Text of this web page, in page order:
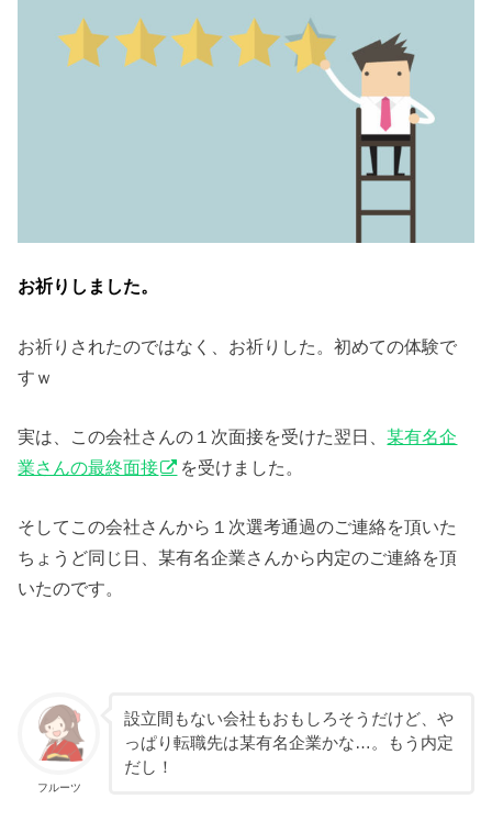
お祈りしました。
お祈りされたのではなく、お祈りした。初めての体験で
すｗ
実は、この会社さんの１次面接を受けた翌日、某有名企
業さんの最終面接
を受けました。
そしてこの会社さんから１次選考通過のご連絡を頂いた
ちょうど同じ日、某有名企業さんから内定のご連絡を頂
いたのです。
フルーツ
設立間もない会社もおもしろそうだけど、や
っぱり転職先は某有名企業かな…。もう内定
だし！